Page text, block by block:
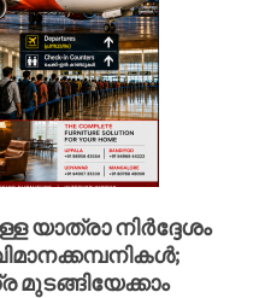
നിർദ്ദേശം